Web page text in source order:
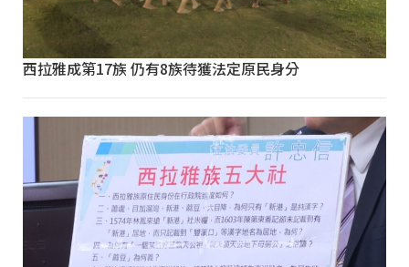
西拉雅成第17族 仍有8族待獲法定原民身分